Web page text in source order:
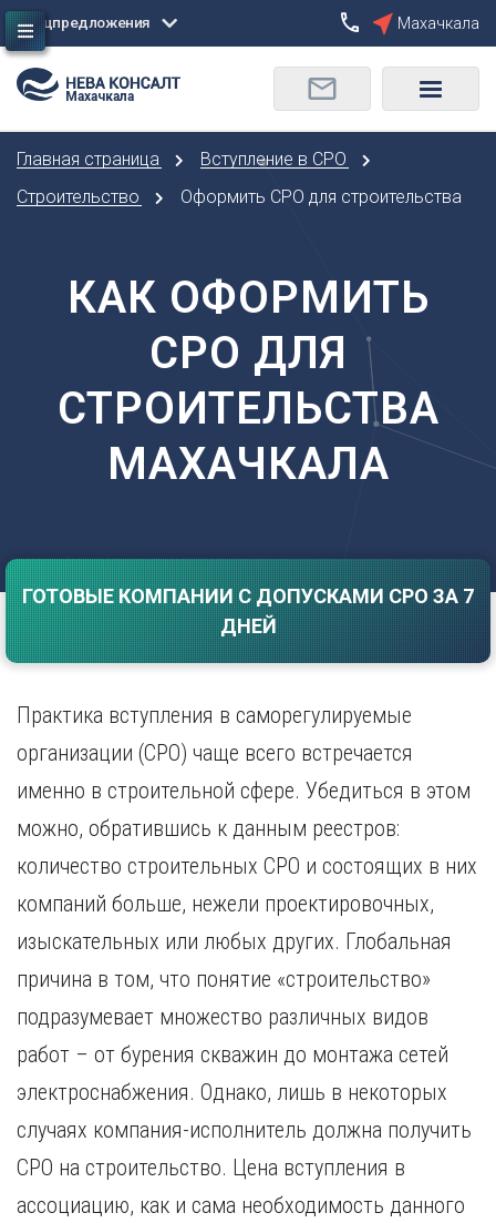
Сбросить
Москва
Санкт-Петербург
Б
Барнаул
В
Владивосток
Владикавказ
Е
Екатеринбург
И
Ижевск
Иркутск
К
Казань
Калининград
Калуга
Кемерово
Краснодар
Красноярск
Курск
Липецк
М
Магнитогорск
Махачкала
О
Орел
Оренбург
Пермь
Р
Ростов-на-Дону
Рязань
С
Самара
Симферополь
Смоленск
Тамбов
Тверь
Томск
Тула
У
Улан-Удэ
Ульяновск
Уфа
Х
Хабаровск
Ч
Чебоксары
Череповец
Чита
Спецпредложения Махачкала
Махачкала
Главная страница
Вступление в СРО
Строительство
Оформить СРО для строительства
КАК ОФОРМИТЬ
СРО ДЛЯ
СТРОИТЕЛЬСТВА
МАХАЧКАЛА
ГОТОВЫЕ КОМПАНИИ С ДОПУСКАМИ СРО ЗА 7
ДНЕЙ
Практика вступления в саморегулируемые
организации (СРО) чаще всего встречается
именно в строительной сфере. Убедиться в этом
можно, обратившись к данным реестров:
количество строительных СРО и состоящих в них
компаний больше, нежели проектировочных,
изыскательных или любых других. Глобальная
причина в том, что понятие «строительство»
подразумевает множество различных видов
работ – от бурения скважин до монтажа сетей
электроснабжения. Однако, лишь в некоторых
случаях компания-исполнитель должна получить
СРО на строительство. Цена вступления в
ассоциацию, как и сама необходимость данного